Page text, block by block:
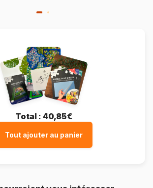
Total : 40,85€
Tout ajouter au panier